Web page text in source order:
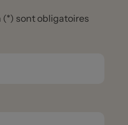
(*) sont obligatoires